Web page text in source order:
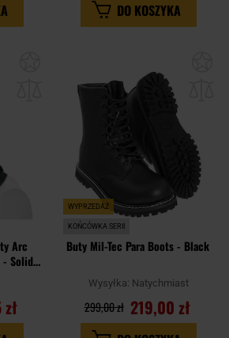
DO KOSZYKA
schowka
Arc
Solid
WYPRZEDAŻ
KOŃCÓWKA SERII
Buty Mil-Tec Para Boots - Black
Wysyłka: Natychmiast
219,00 zł
299,00 zł